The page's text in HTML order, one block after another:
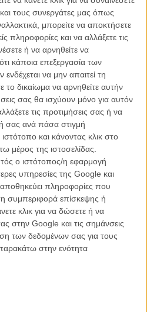
τους συνεργάτες μας όπως
μπορείτε να αποκτήσετε
πληροφορίες και να αλλάξετε τις
ή να αρνηθείτε να
κάποια επεξεργασία των
να μην απαιτεί τη
δικαίωμα να αρνηθείτε αυτήν
σας θα ισχύουν μόνο για αυτόν
τις προτιμήσεις σας ή να
σας ανά πάσα στιγμή
και κάνοντας κλικ στο
μέρος της ιστοσελίδας.
ο ιστότοπος/η εφαρμογή
υπηρεσίες της Google και
αποθηκεύει πληροφορίες που
συμπεριφορά επίσκεψης ή
κλικ για να δώσετε ή να
στην Google και τις σημάνσεις
των δεδομένων σας για τους
στην ενότητα
η Τζόντι Φόστερ στον ρόλο της
αυτή θα σηματοδοτεί τον πρώτο
τηλεόραση και μάλιστα σε μια
εμφανιστεί στη μικρή οθόνη από το
της σειράς θα επικεντρώνεται
και Εβαντζελίν Ναβάρο που ψάχνουν
που χειρίζονται τον Ερευνητικό
χωρίς ίχνος, όταν πέφτει η